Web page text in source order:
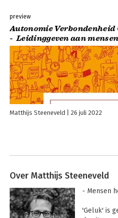
preview
Autonomie Verbondenheid
- Leidinggeven aan
Matthijs Steeneveld 26 juli 2022
Over Matthijs Steeneveld
- Mensen
'Geluk' is